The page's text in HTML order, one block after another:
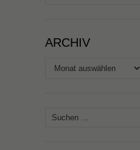
ARCHIV
Archiv
Suchen